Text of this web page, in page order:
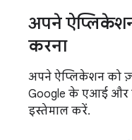
अपने
करना
अपने ऐप्लिकेशन को
Google के एआई और
इस्तेमाल करें.